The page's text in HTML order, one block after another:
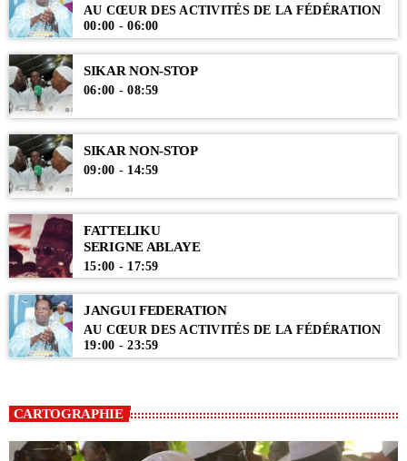
AU CŒUR DES ACTIVITÉS DE LA FÉDÉRATION
00:00 - 06:00
SIKAR NON-STOP
06:00 - 08:59
SIKAR NON-STOP
09:00 - 14:59
FATTELIKU
SERIGNE ABLAYE
15:00 - 17:59
JANGUI FEDERATION
AU CŒUR DES ACTIVITÉS DE LA FÉDÉRATION
19:00 - 23:59
CARTOGRAPHIE